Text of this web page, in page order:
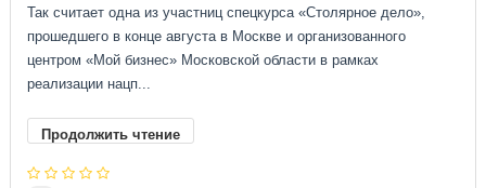
Так считает одна из участниц спецкурса «Столярное дело»,
прошедшего в конце августа в Москве и организованного
центром «Мой бизнес» Московской области в рамках
реализации нацп...
Продолжить чтение